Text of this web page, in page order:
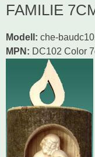
FAMILIE
Modell : che-
MPN: DC102 Color